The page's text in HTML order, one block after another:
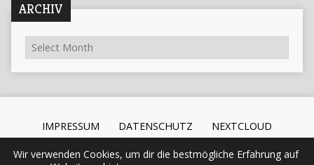
ARCHIV
IMPRESSUM DATENSCHUTZ NEXTCLOUD
Wir verwenden Cookies, um dir die bestmögliche Erfahrung auf